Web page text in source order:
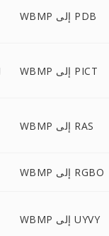
WBMP إلى PDB
WBMP إلى PICT
WBMP إلى RAS
WBMP إلى RGBO
WBMP إلى UYVY